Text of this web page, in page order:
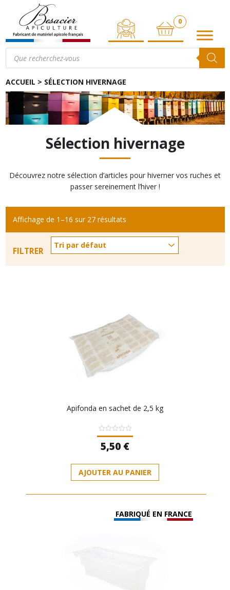
0
ARTICLE
Recherche
produits
ACCUEIL > SÉLECTION HIVERNAGE
Sélection hivernage
Découvrez notre sélection d’articles pour hiverner vos ruches et
passer sereinement l’hiver !
Affichage de 1–16 sur 27 résultats
FILTRER
Apifonda en sachet de 2,5 kg
Note
0
sur
5,50 €
AJOUTER AU PANIER
FABRIQUÉ EN FRANCE